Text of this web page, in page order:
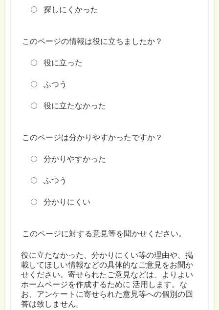
探しにくかった
このページの情報は役に立ちましたか？
役に立った
ふつう
役に立たなかった
このページは分かりやすかったですか？
分かりやすかった
ふつう
分かりにくい
このページに対する意見等を聞かせください。
役に立たなかった、分かりにくい等の理由や、掲
載してほしい情報などの具体的なご意見をお聞か
せください。寄せられたご意見などは、よりよい
ホームページを作成するために 活用します。な
お、アンケートに寄せられた意見等への個別の回
答は致しません。